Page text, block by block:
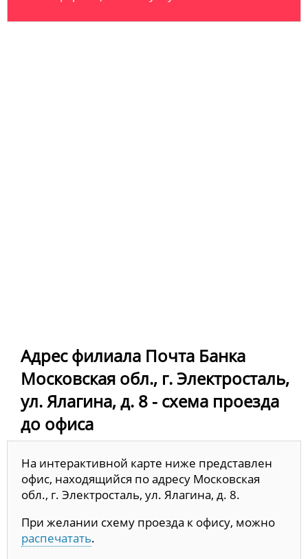
Адрес филиала Почта Банка
Московская обл., г. Электросталь,
ул. Ялагина, д. 8 - схема проезда
до офиса
На интерактивной карте ниже представлен
офис, находящийся по адресу Московская
обл., г. Электросталь, ул. Ялагина, д. 8.
При желании схему проезда к офису, можно
распечатать.